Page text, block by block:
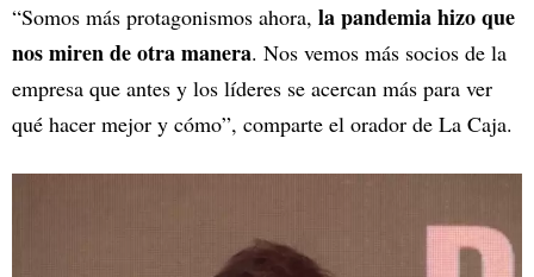
“Somos más protagonismos ahora, la pandemia hizo que
nos miren de otra manera. Nos vemos más socios de la
empresa que antes y los líderes se acercan más para ver
qué hacer mejor y cómo”, comparte el orador de La Caja.